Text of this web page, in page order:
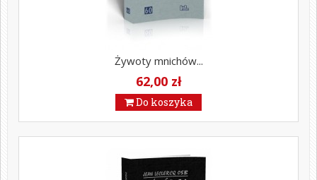
Żywoty mnichów...
62,00 zł
Do koszyka